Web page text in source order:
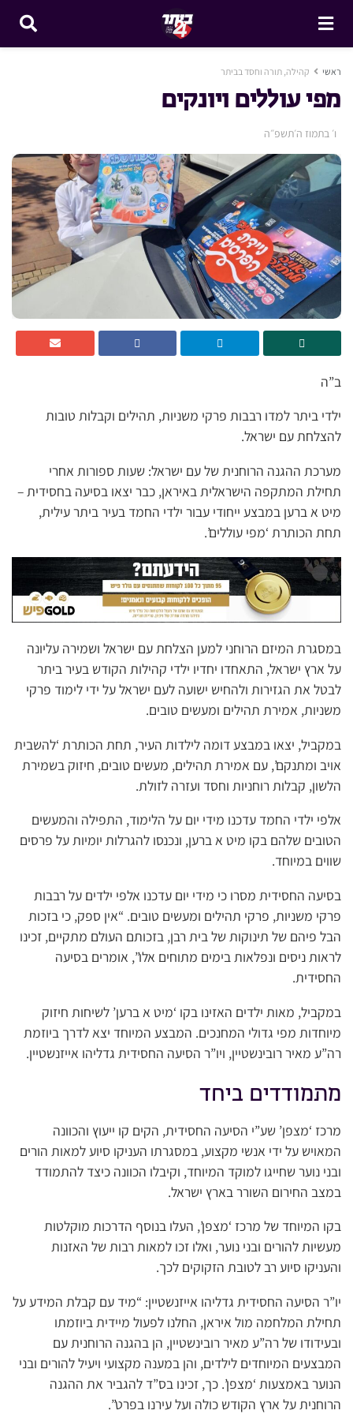
ראשי קהילה, תורה וחסד בביתר
מפי עוללים ויונקים
ו׳ בתמוז ה׳תשפ״ה
ב”ה
ילדי ביתר למדו רבבות פרקי משניות, תהילים וקבלות טובות
להצלחת עם ישראל.
מערכת ההגנה הרוחנית של עם ישראל: שעות ספורות אחרי
תחילת המתקפה הישראלית באיראן, כבר יצאו בסיעה בחסידית –
מיט א ברען במבצע ייחודי עבור ילדי החמד בעיר ביתר עילית,
תחת הכותרת ‘מפי עוללים’.
במסגרת המיזם הרוחני למען הצלחת עם ישראל ושמירה עליונה
על ארץ ישראל, התאחדו יחדיו ילדי קהילות הקודש בעיר ביתר
לבטל את הגזירות ולהחיש ישועה לעם ישראל על ידי לימוד פרקי
משניות, אמירת תהילים ומעשים טובים.
במקביל, יצאו במבצע דומה לילדות העיר, תחת הכותרת ‘להשבית
אויב ומתנקם’, עם אמירת תהילים, מעשים טובים, חיזוק בשמירת
הלשון, קבלות רוחניות וחסד ועזרה לזולת.
אלפי ילדי החמד עדכנו מידי יום על הלימוד, התפילה והמעשים
הטובים שלהם בקו מיט א ברען, ונכנסו להגרלות יומיות על פרסים
שווים במיוחד.
בסיעה החסידית מסרו כי מידי יום עדכנו אלפי ילדים על רבבות
פרקי משניות, פרקי תהילים ומעשים טובים. “אין ספק, כי בזכות
הבל פיהם של תינוקות של בית רבן, בזכותם העולם מתקיים, זכינו
לראות ניסים ונפלאות בימים מתוחים אלו”, אומרים בסיעה
החסידית.
במקביל, מאות ילדים האזינו בקו ‘מיט א ברען’ לשיחות חיזוק
מיוחדות מפי גדולי המחנכים. המבצע המיוחד יצא לדרך ביוזמת
רה”ע מאיר רובינשטיין, ויו”ר הסיעה החסידית גדליהו אייזנשטיין.
מתמודדים ביחד
מרכז ‘מצפן’ שע”י הסיעה החסידית, הקים קו ייעוץ והכוונה
המאויש על ידי אנשי מקצוע, במסגרתו העניקו סיוע למאות הורים
ובני נוער שחייגו למוקד המיוחד, וקיבלו הכוונה כיצד להתמודד
במצב החירום השורר בארץ ישראל.
בקו המיוחד של מרכז ‘מצפן’, העלו בנוסף הדרכות מוקלטות
מעשיות להורים ובני נוער, ואלו זכו למאות רבות של האזנות
והעניקו סיוע רב לטובת הזקוקים לכך.
יו”ר הסיעה החסידית גדליהו אייזנשטיין: “מיד עם קבלת המידע על
תחילת המלחמה מול איראן, החלנו לפעול מיידית ביוזמתו
ובעידודו של רה”ע מאיר רובינשטיין, הן בהגנה הרוחנית עם
המבצעים המיוחדים לילדים, והן במענה מקצועי ויעיל להורים ובני
הנוער באמצעות ‘מצפן’. כך, זכינו בס”ד להגביר את ההגנה
הרוחנית על ארץ הקודש כולה ועל עירנו בפרט”.